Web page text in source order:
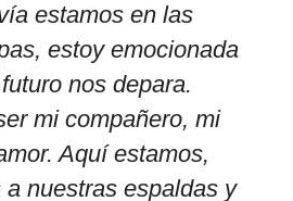
estamos en las
estoy emocionada
nos depara.
mi compañero, mi
Aquí estamos,
nuestras espaldas y